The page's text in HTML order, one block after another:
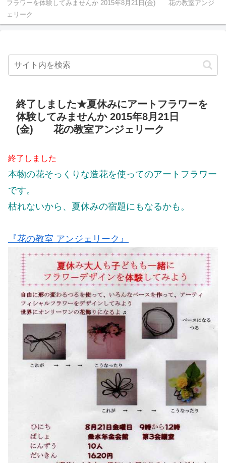
フラワーを体験してみませんか 2015年8月21日(金) 花の教室アンジ
ェリーク
終了しました★夏休みにアートフラワーを
体験してみませんか 2015年8月21日
(金) 花の教室アンジェリーク
終了しました
本物の花そっくりな造花を使ってのアートフラワー
です。
枯れないから、夏休みの宿題にもなるかも。
『花の教室 アンジェリーク』